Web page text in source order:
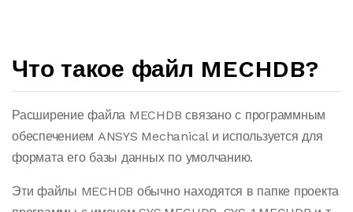
Что такое файл MECHDB?
Расширение файла MECHDB связано с программным
обеспечением ANSYS Mechanical и используется для
формата его базы данных по умолчанию.
Эти файлы MECHDB обычно находятся в папке проекта